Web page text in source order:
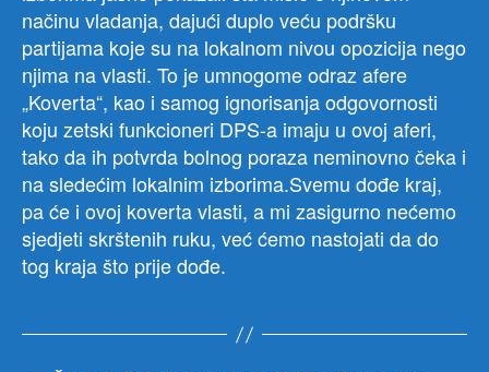
načinu vladanja, dajući duplo veću podršku
partijama koje su na lokalnom nivou opozicija nego
njima na vlasti. To je umnogome odraz afere
„Koverta“, kao i samog ignorisanja odgovornosti
koju zetski funkcioneri DPS-a imaju u ovoj aferi,
tako da ih potvrda bolnog poraza neminovno čeka i
na sledećim lokalnim izborima.Svemu dođe kraj,
pa će i ovoj koverta vlasti, a mi zasigurno nećemo
sjedjeti skrštenih ruku, već ćemo nastojati da do
tog kraja što prije dođe.